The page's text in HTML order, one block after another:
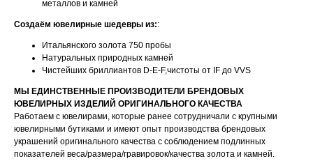
металлов и камней
Создаём ювелирные шедевры из::
Итальянского золота 750 пробы
Натуральных природных камней
Чистейших бриллиантов D-E-F,чистоты от IF до VVS
МЫ ЕДИНСТВЕННЫЕ ПРОИЗВОДИТЕЛИ БРЕНДОВЫХ
ЮВЕЛИРНЫХ ИЗДЕЛИЙ ОРИГИНАЛЬНОГО КАЧЕСТВА
Работаем с ювелирами, которые ранее сотрудничали с крупными
ювелирными бутиками и имеют опыт производства брендовых
украшений оригинального качества с соблюдением подлинных
показателей веса/размера/гравировок/качества золота и камней.